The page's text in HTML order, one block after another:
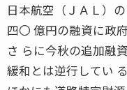
日本航空（ＪＡＬ）
四〇 億円の融資に政
さ らに今秋の追加融
緩和とは逆行してい る